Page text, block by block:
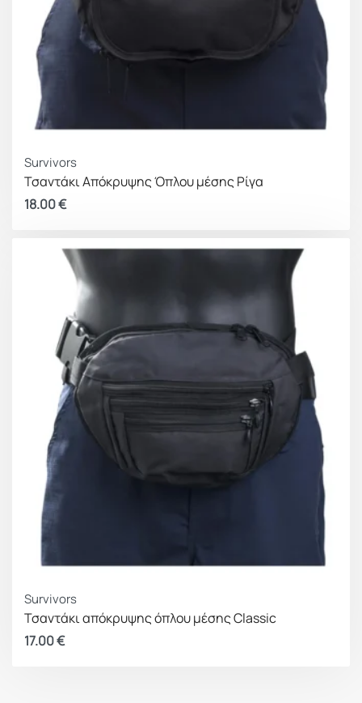
Survivors
Τσαντάκι Απόκρυψης Όπλου μέσης Ρίγα
18.00€
Survivors
Τσαντάκι απόκρυψης όπλου μέσης Classic
17.00€